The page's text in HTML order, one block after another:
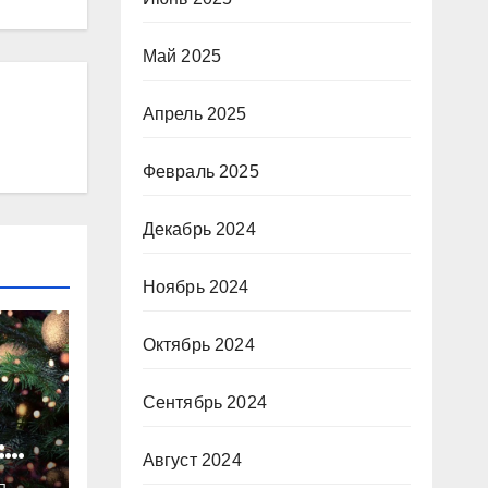
Май 2025
Апрель 2025
Февраль 2025
Декабрь 2024
Ноябрь 2024
Октябрь 2024
Сентябрь 2024
Август 2024